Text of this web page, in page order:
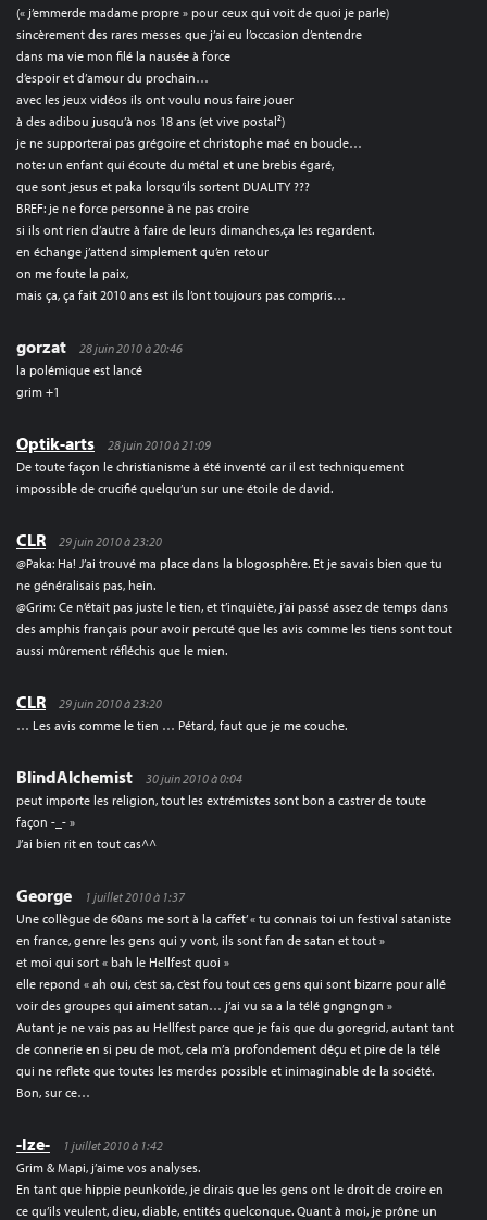
(« j’emmerde madame propre » pour ceux qui voit de quoi je parle)
sincèrement des rares messes que j’ai eu l’occasion d’entendre
dans ma vie mon filé la nausée à force
d’espoir et d’amour du prochain…
avec les jeux vidéos ils ont voulu nous faire jouer
à des adibou jusqu’à nos 18 ans (et vive postal²)
je ne supporterai pas grégoire et christophe maé en boucle…
note: un enfant qui écoute du métal et une brebis égaré,
que sont jesus et paka lorsqu’ils sortent DUALITY ???
BREF: je ne force personne à ne pas croire
si ils ont rien d’autre à faire de leurs dimanches,ça les regardent.
en échange j’attend simplement qu’en retour
on me foute la paix,
mais ça, ça fait 2010 ans est ils l’ont toujours pas compris…
gorzat
28 juin 2010 à 20:46
la polémique est lancé
grim +1
Optik-arts
28 juin 2010 à 21:09
De toute façon le christianisme à été inventé car il est techniquement
impossible de crucifié quelqu’un sur une étoile de david.
CLR
29 juin 2010 à 23:20
@Paka: Ha! J’ai trouvé ma place dans la blogosphère. Et je savais bien que tu
ne généralisais pas, hein.
@Grim: Ce n’était pas juste le tien, et t’inquiète, j’ai passé assez de temps dans
des amphis français pour avoir percuté que les avis comme les tiens sont tout
aussi mûrement réfléchis que le mien.
CLR
29 juin 2010 à 23:20
… Les avis comme le tien … Pétard, faut que je me couche.
BlindAlchemist
30 juin 2010 à 0:04
peut importe les religion, tout les extrémistes sont bon a castrer de toute
façon -_- »
J’ai bien rit en tout cas^^
George
1 juillet 2010 à 1:37
Une collègue de 60ans me sort à la caffet’ « tu connais toi un festival sataniste
en france, genre les gens qui y vont, ils sont fan de satan et tout »
et moi qui sort « bah le Hellfest quoi »
elle repond « ah oui, c’est sa, c’est fou tout ces gens qui sont bizarre pour allé
voir des groupes qui aiment satan… j’ai vu sa a la télé gngngngn »
Autant je ne vais pas au Hellfest parce que je fais que du goregrid, autant tant
de connerie en si peu de mot, cela m’a profondement déçu et pire de la télé
qui ne reflete que toutes les merdes possible et inimaginable de la société.
Bon, sur ce…
-Ize-
1 juillet 2010 à 1:42
Grim & Mapi, j’aime vos analyses.
En tant que hippie peunkoïde, je dirais que les gens ont le droit de croire en
ce qu’ils veulent, dieu, diable, entités quelconque. Quant à moi, je prône un